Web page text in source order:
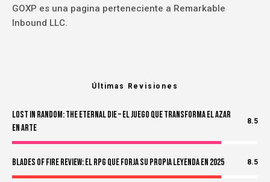
GOXP es una pagina perteneciente a Remarkable
Inbound LLC.
Últimas Revisiones
Lost in Random: The Eternal Die – El Juego Que Transforma el Azar
en Arte
8.5
Blades of Fire Review: El RPG Que Forja Su Propia Leyenda en 2025 8.5